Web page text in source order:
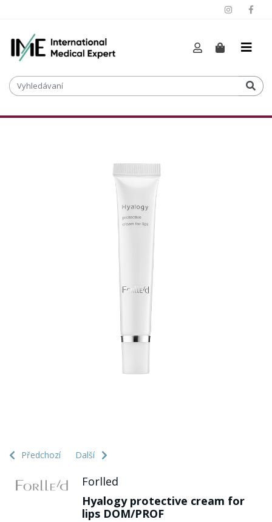
Předchozí Další
Forlled
Hyalogy protective cream for
lips DOM/PROF